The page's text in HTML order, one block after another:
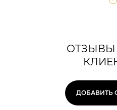
ДОБАВИТЬ